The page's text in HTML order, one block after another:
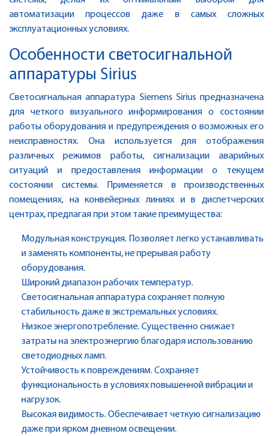
автоматизации процессов даже в самых сложных
эксплуатационных условиях.
Особенности светосигнальной
аппаратуры Sirius
Светосигнальная аппаратура Siemens Sirius предназначена
для четкого визуального информирования о состоянии
работы оборудования и предупреждения о возможных его
неисправностях. Она используется для отображения
различных режимов работы, сигнализации аварийных
ситуаций и предоставления информации о текущем
состоянии системы. Применяется в производственных
помещениях, на конвейерных линиях и в диспетчерских
центрах, предлагая при этом такие преимущества:
Модульная конструкция. Позволяет легко устанавливать
и заменять компоненты, не прерывая работу
оборудования.
Широкий диапазон рабочих температур.
Светосигнальная аппаратура сохраняет полную
стабильность даже в экстремальных условиях.
Низкое энергопотребление. Существенно снижает
затраты на электроэнергию благодаря использованию
светодиодных ламп.
Устойчивость к повреждениям. Сохраняет
функциональность в условиях повышенной вибрации и
нагрузок.
Высокая видимость. Обеспечивает четкую сигнализацию
даже при ярком дневном освещении.